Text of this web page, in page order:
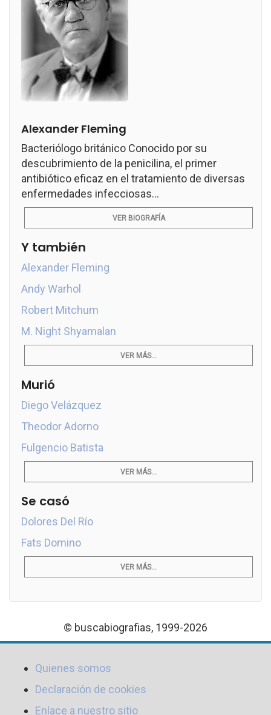
Alexander Fleming
Bacteriólogo británico Conocido por su
descubrimiento de la penicilina, el primer
antibiótico eficaz en el tratamiento de diversas
enfermedades infecciosas...
VER BIOGRAFÍA
Y también
Alexander Fleming
Andy Warhol
Robert Mitchum
M. Night Shyamalan
VER MÁS...
Murió
Diego Velázquez
Theodor Adorno
Fulgencio Batista
VER MÁS...
Se casó
Dolores Del Río
Fats Domino
VER MÁS...
© buscabiografias, 1999-2026
Quienes somos
Declaración de cookies
Enlace a nuestro sitio